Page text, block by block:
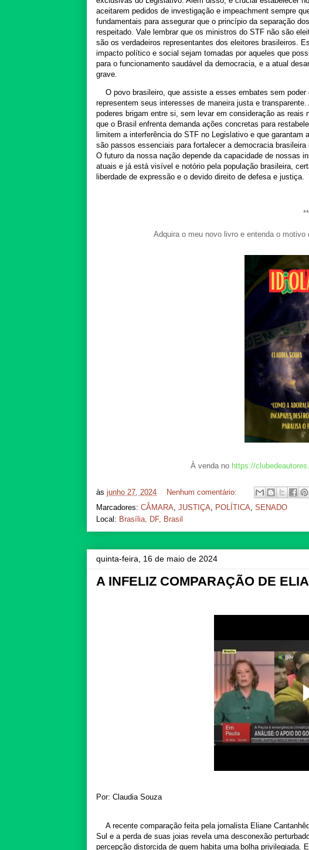
aceitarem pedidos de investigação e impeachment sempre
fundamentais para assegurar que o princípio da separação
respeitado. Vale lembrar que os ministros do STF não são
são os verdadeiros representantes dos eleitores brasileiros.
impacto político e social sejam tomadas por aqueles que
para o funcionamento saudável da democracia, e a atual
grave.
O povo brasileiro, que assiste a esses embates sem
representem seus interesses de maneira justa e
poderes brigam entre si, sem levar em consideração as
que o Brasil enfrenta demanda ações concretas para
limitem a interferência do STF no Legislativo e que
são passos essenciais para fortalecer a democracia
O futuro da nossa nação depende da capacidade de nossas
atuais e já está visível e notório pela população brasileira,
liberdade de expressão e o devido direito de defesa e justiça.
Adquira o meu novo livro e entenda o
À venda no https://
às junho 27, 2024
Nenhum comentário:
Marcadores: CÂMARA, JUSTIÇA, POLÍTICA, SENADO
Local: Brasília, DF, Brasil
quinta-feira, 16 de maio de 2024
A INFELIZ COMPARAÇÃO DE
Por: Claudia Souza
A recente comparação feita pela jornalista Eliane
Sul e a perda de suas joias revela uma desconexão
percepção distorcida de quem habita uma bolha privilegiada.